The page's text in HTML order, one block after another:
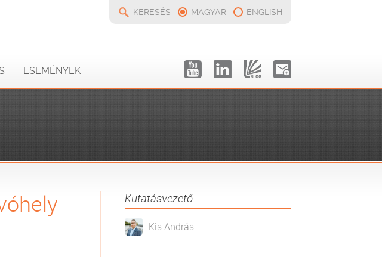
KERESÉS MAGYAR ENGLISH
ESEMÉNYEK
Kutatásvezető
Kis András